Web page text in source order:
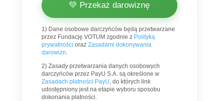
💚 Przekaż darowiznę
1) Dane osobowe darczyńców będą przetwarzane
przez Fundację VOTUM zgodnie z Polityką
prywatności oraz Zasadami dokonywania
darowizn.
2) Zasady przetwarzania danych osobowych
darczyńców przez PayU S.A. są określone w
Zasadach płatności PayU, do których link
udostępniony jest na etapie wyboru sposobu
dokonania płatności.